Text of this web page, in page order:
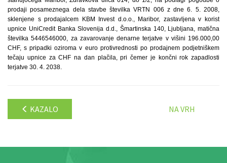
prodaji posameznega dela stavbe številka VRTN 006 z dne 6. 5. 2008,
sklenjene s prodajalcem KBM Invest d.o.o., Maribor, zastavljena v korist
upnice UniCredit Banka Slovenija d.d., Šmartinska 140, Ljubljana, matična
številka 5446546000, za zavarovanje denarne terjatve v višini 196.000,00
CHF, s pripadki oziroma v euro protivrednosti po prodajnem podjetniškem
tečaju upnice za CHF na dan plačila, pri čemer je končni rok zapadlosti
terjatve 30. 4. 2038.
KAZALO NA VRH